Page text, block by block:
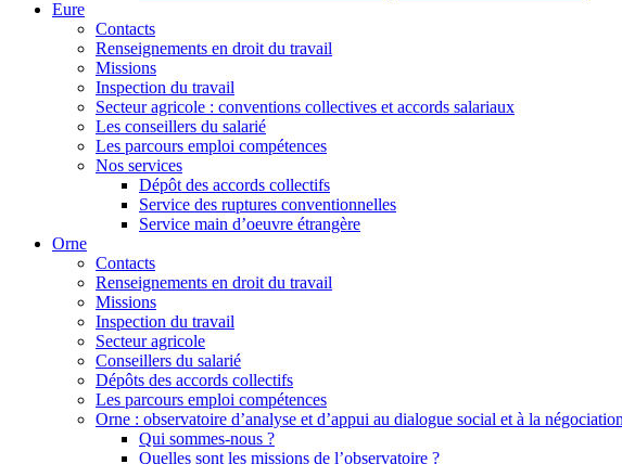
Eure
Contacts
Renseignements en droit du travail
Missions
Inspection du travail
Secteur agricole : conventions collectives et accords salariaux
Les conseillers du salarié
Les parcours emploi compétences
Nos services
Dépôt des accords collectifs
Service des ruptures conventionnelles
Service main d’oeuvre étrangère
Orne
Contacts
Renseignements en droit du travail
Missions
Inspection du travail
Secteur agricole
Conseillers du salarié
Dépôts des accords collectifs
Les parcours emploi compétences
Orne : observatoire d’analyse et d’appui au dialogue social et à la
Qui sommes-nous ?
Quelles sont les missions de l’observatoire ?